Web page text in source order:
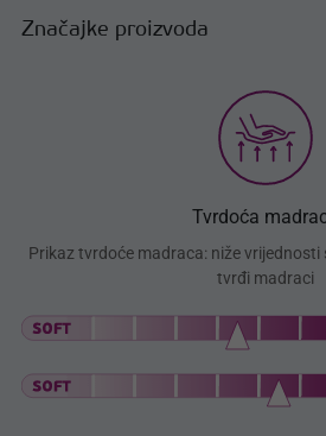
Značajke proizvoda
Tvrdoća
Prikaz tvrdoće madraca: niže vrijednosti
tvrđi madraci